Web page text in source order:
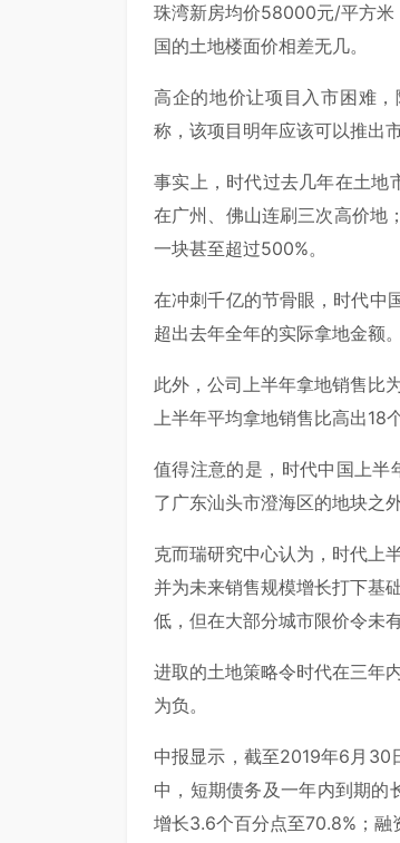
珠湾新房均价58000元/平方
国的土地楼面价相差无几。
高企的地价让项目入市困难
称，该项目明年应该可以推出
事实上，时代过去几年在土地
在广州、佛山连刷三次高价地
一块甚至超过500%。
在冲刺千亿的节骨眼，时代中
超出去年全年的实际拿地金额。
此外，公司上半年拿地销售比
上半年平均拿地销售比高出18
值得注意的是，时代中国上半
了广东汕头市澄海区的地块之
克而瑞研究中心认为，时代上
并为未来销售规模增长打下基
低，但在大部分城市限价令未
进取的土地策略令时代在三年
为负。
中报显示，截至2019年6月30
中，短期债务及一年内到期的
增长3.6个百分点至70.8%；融